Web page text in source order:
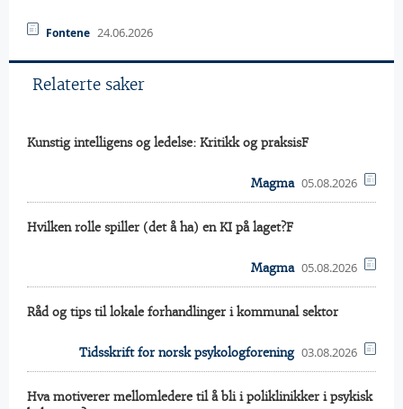
Fontene 24.06.2026
Relaterte saker
Kunstig intelligens og ledelse: Kritikk og praksisF
Magma 05.08.2026
Hvilken rolle spiller (det å ha) en KI på laget?F
Magma 05.08.2026
Råd og tips til lokale forhandlinger i kommunal sektor
Tidsskrift for norsk psykologforening 03.08.2026
Hva motiverer mellomledere til å bli i poliklinikker i psykisk